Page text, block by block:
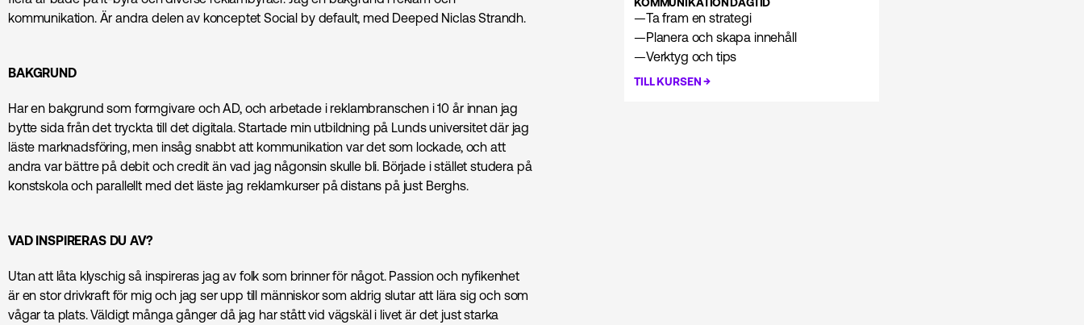
kommunikation. Är andra delen av konceptet Social by default, med Deeped Niclas Strandh.
BAKGRUND
Har en bakgrund som formgivare och AD, och arbetade i reklambranschen i 10 år innan jag
bytte sida från det tryckta till det digitala. Startade min utbildning på Lunds universitet där jag
läste marknads­föring, men insåg snabbt att kommunikation var det som lockade, och att
andra var bättre på debit och credit än vad jag någonsin skulle bli. Började i stället studera på
konstskola och parallellt med det läste jag reklamkurser på distans på just Berghs.
VAD INSPIRERAS DU AV?
Utan att låta klyschig så inspireras jag av folk som brinner för något. Passion och nyfikenhet
är en stor drivkraft för mig och jag ser upp till människor som aldrig slutar att lära sig och som
vågar ta plats. Väldigt många gånger då jag har stått vid vägskäl i livet är det just starka
—Ta fram en strategi
—Planera och skapa innehåll
—Verktyg och tips
TILL KURSEN→